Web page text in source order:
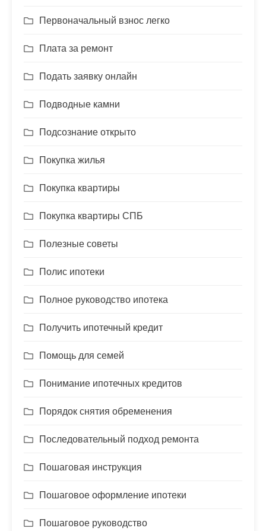
Первоначальный взнос легко
Плата за ремонт
Подать заявку онлайн
Подводные камни
Подсознание открыто
Покупка жилья
Покупка квартиры
Покупка квартиры СПБ
Полезные советы
Полис ипотеки
Полное руководство ипотека
Получить ипотечный кредит
Помощь для семей
Понимание ипотечных кредитов
Порядок снятия обременения
Последовательный подход ремонта
Пошаговая инструкция
Пошаговое оформление ипотеки
Пошаговое руководство